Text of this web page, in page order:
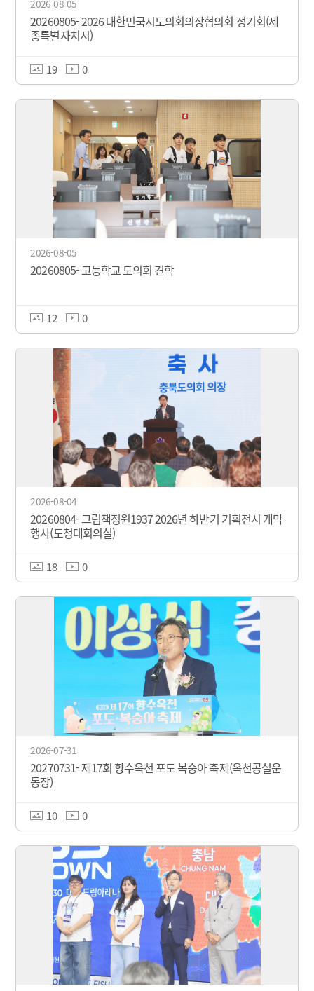
2026-08-05
20260805- 2026 대한민국시도의회의장협의회 정기회(세
종특별자치시)
19 0
2026-08-05
20260805- 고등학교 도의회 견학
12 0
2026-08-04
20260804- 그림책정원1937 2026년 하반기 기획전시 개막
행사(도청대회의실)
18 0
2026-07-31
20270731- 제17회 향수옥천 포도 복숭아 축제(옥천공설운
동장)
10 0